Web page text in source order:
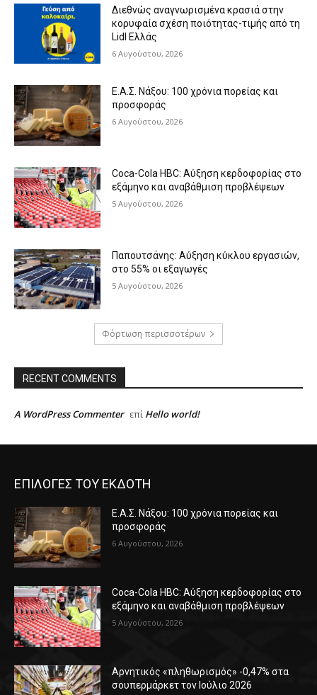
Διεθνώς αναγνωρισμένα κρασιά στην
κορυφαία σχέση ποιότητας-τιμής από τη
Lidl Ελλάς
6 Αυγούστου, 2026
Ε.Α.Σ. Νάξου: 100 χρόνια πορείας και
προσφοράς
6 Αυγούστου, 2026
Coca-Cola HBC: Αύξηση κερδοφορίας στο
εξάμηνο και αναβάθμιση προβλέψεων
5 Αυγούστου, 2026
Παπουτσάνης: Αύξηση κύκλου εργασιών,
στο 55% οι εξαγωγές
5 Αυγούστου, 2026
Φόρτωση περισσοτέρων
RECENT COMMENTS
A WordPress Commenter επί Hello world!
ΕΠΙΛΟΓΕΣ ΤΟΥ ΕΚΔΟΤΗ
Ε.Α.Σ. Νάξου: 100 χρόνια πορείας και
προσφοράς
6 Αυγούστου, 2026
Coca-Cola HBC: Αύξηση κερδοφορίας στο
εξάμηνο και αναβάθμιση προβλέψεων
5 Αυγούστου, 2026
Αρνητικός «πληθωρισμός» -0,47% στα
σουπερμάρκετ τον Ιούλιο 2026